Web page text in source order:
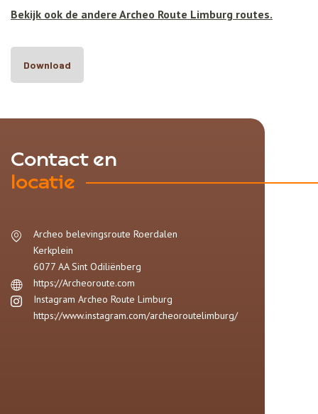
Bekijk ook de andere Archeo Route Limburg routes.
Download
Contact en
locatie
Archeo belevingsroute Roerdalen
Kerkplein
6077 AA Sint Odiliënberg
https://Archeoroute.com
Instagram Archeo Route Limburg
https://www.instagram.com/archeoroutelimburg/